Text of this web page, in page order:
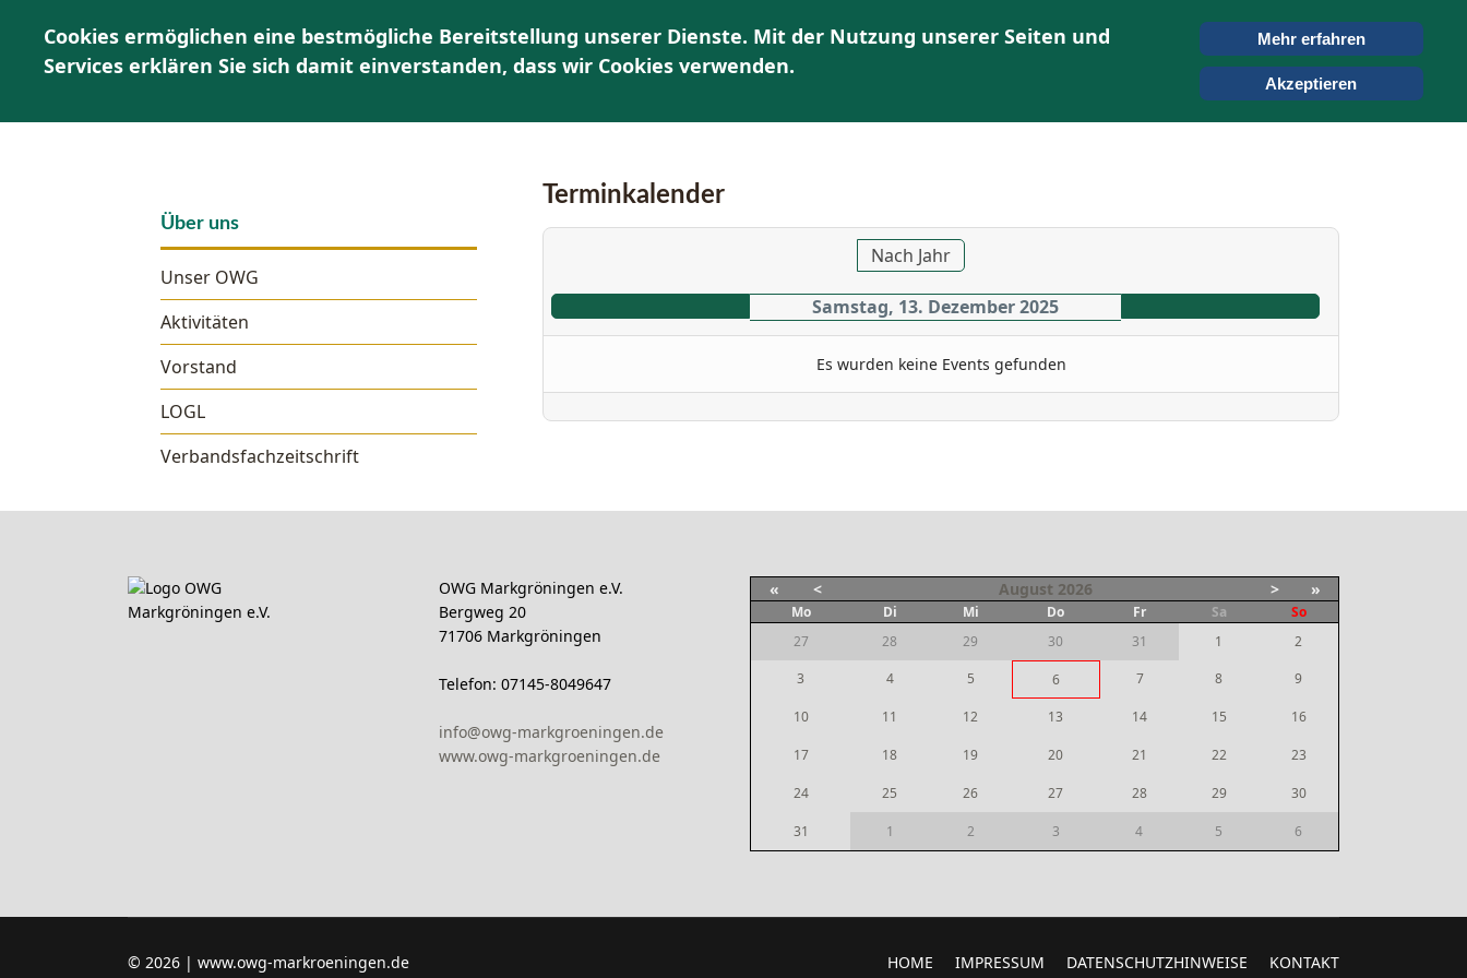
HOME ÜBER UNS AKTUELLES | TERMINE KONTAKT SUCHEN
Über uns
Unser OWG
Aktivitäten
Vorstand
LOGL
Verbandsfachzeitschrift
Terminkalender
Nach Jahr
Samstag, 13. Dezember 2025
Es wurden keine Events gefunden
OWG Markgröningen e.V.
Bergweg 20
71706 Markgröningen
Telefon: 07145-8049647
info@owg-markgroeningen.de
www.owg-markgroeningen.de
« < August 2026 > »
Mo Di Mi Do Fr Sa
So
27
28 29 30 31 1
2
3
4 5 6 7 8 9
10 11 12 13 14 15 16
17 18 19 20 21 22 23
24 25 26 27 28 29 30
31 1 2 3 4 5 6
© 2026 | www.owg-markroeningen.de HOME IMPRESSUM DATENSCHUTZHINWEISE KONTAKT
Cookies ermöglichen eine bestmögliche Bereitstellung unserer Dienste. Mit der Nutzung unserer Seiten und
Services erklären Sie sich damit einverstanden, dass wir Cookies verwenden.
Mehr erfahren
Akzeptieren